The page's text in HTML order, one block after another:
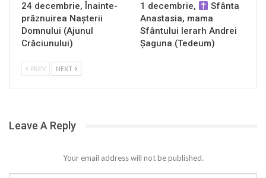
24 decembrie, Înainte-
prăznuirea Naşterii
Domnului (Ajunul
Crăciunului)
1 decembrie,
Sfânta
Anastasia, mama
Sfântului Ierarh Andrei
Șaguna (Tedeum)
PREV NEXT
Leave A Reply
Your email address will not be published.